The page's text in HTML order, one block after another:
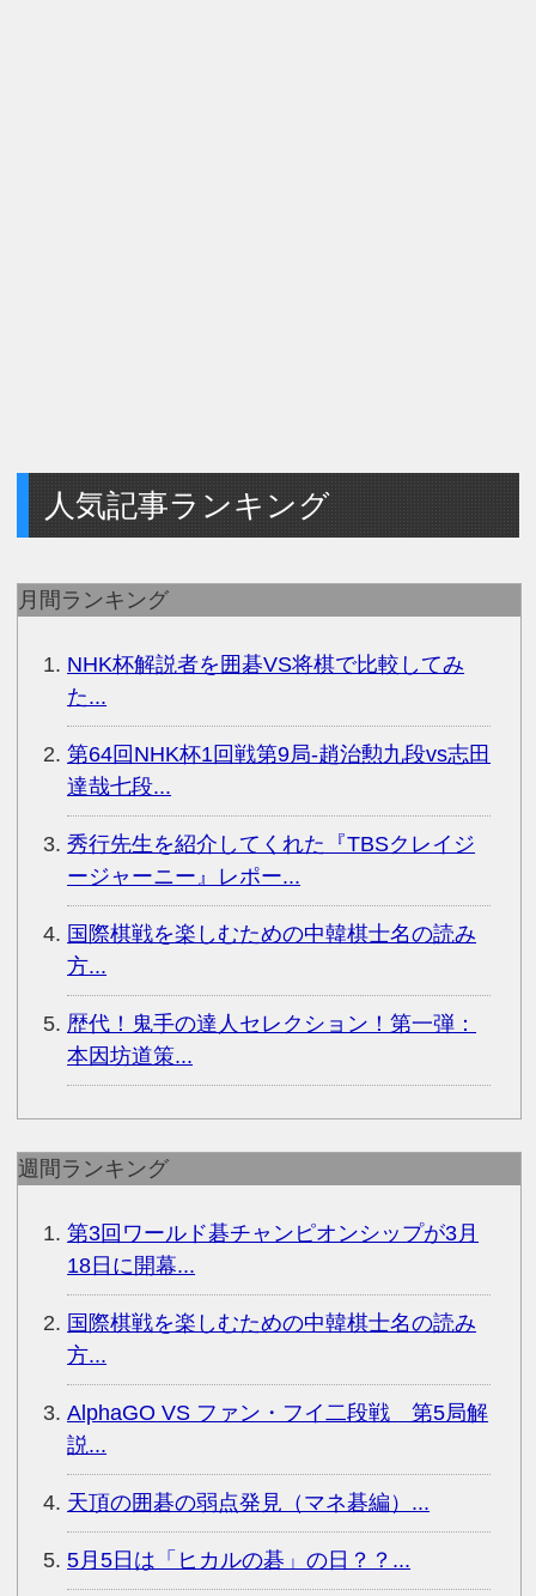
人気記事ランキング
月間ランキング
NHK杯解説者を囲碁VS将棋で比較してみ
た...
第64回NHK杯1回戦第9局-趙治勲九段vs志田
達哉七段...
秀行先生を紹介してくれた『TBSクレイジ
ージャーニー』レポー...
国際棋戦を楽しむための中韓棋士名の読み
方...
歴代！鬼手の達人セレクション！第一弾：
本因坊道策...
週間ランキング
第3回ワールド碁チャンピオンシップが3月
18日に開幕...
国際棋戦を楽しむための中韓棋士名の読み
方...
AlphaGO VS ファン・フイ二段戦 第5局解
説...
天頂の囲碁の弱点発見（マネ碁編）...
5月5日は「ヒカルの碁」の日？？...